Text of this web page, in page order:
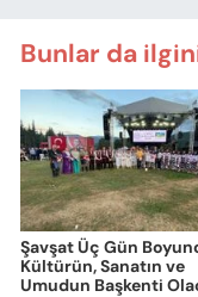
Bunlar da
Şavşat Üç Gün
Kültürün, Sanatın ve
Umudun Başkenti